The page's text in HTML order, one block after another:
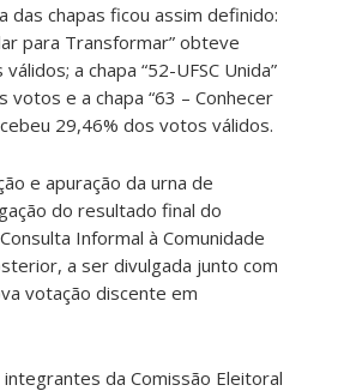
das chapas ficou assim definido:
para Transformar” obteve
a chapa “52-UFSC Unida”
votos e a chapa “63 – Conhecer
29,46% dos votos válidos.
e apuração da urna de
do resultado final do
Informal à Comunidade
a ser divulgada junto com
votação discente em
da Comissão Eleitoral